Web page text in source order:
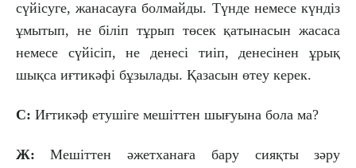
сүйісуге, жанасауға болмайды. Түнде немесе күндіз
ұмытып, не біліп тұрып төсек қатынасын жасаса
немесе сүйісіп, не денесі тиіп, денесінен ұрық
шықса иғтикәфі бұзылады. Қазасын өтеу керек.
С: Иғтикәф етушіге мешіттен шығуына бола ма?
Ж:Мешіттен әжетханаға бару сияқты зәру